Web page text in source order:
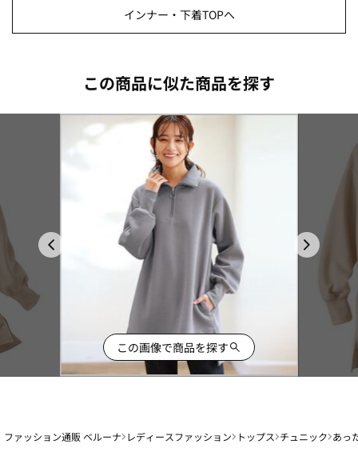
インナー・下着TOPへ
この商品に似た商品を探す
この画像で商品を探す
ファッション通販 ベルーナ レディースファッション トップス チュニック あっ